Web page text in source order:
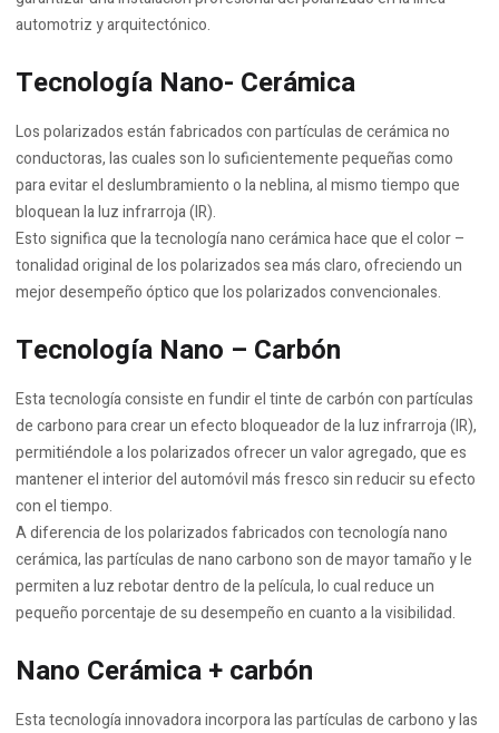
automotriz y arquitectónico.
Tecnología Nano- Cerámica
Los polarizados están fabricados con partículas de cerámica no
conductoras, las cuales son lo suficientemente pequeñas como
para evitar el deslumbramiento o la neblina, al mismo tiempo que
bloquean la luz infrarroja (IR).
Esto significa que la tecnología nano cerámica hace que el color –
tonalidad original de los polarizados sea más claro, ofreciendo un
mejor desempeño óptico que los polarizados convencionales.
Tecnología Nano – Carbón
Esta tecnología consiste en fundir el tinte de carbón con partículas
de carbono para crear un efecto bloqueador de la luz infrarroja (IR),
permitiéndole a los polarizados ofrecer un valor agregado, que es
mantener el interior del automóvil más fresco sin reducir su efecto
con el tiempo.
A diferencia de los polarizados fabricados con tecnología nano
cerámica, las partículas de nano carbono son de mayor tamaño y le
permiten a luz rebotar dentro de la película, lo cual reduce un
pequeño porcentaje de su desempeño en cuanto a la visibilidad.
Nano Cerámica + carbón
Esta tecnología innovadora incorpora las partículas de carbono y las